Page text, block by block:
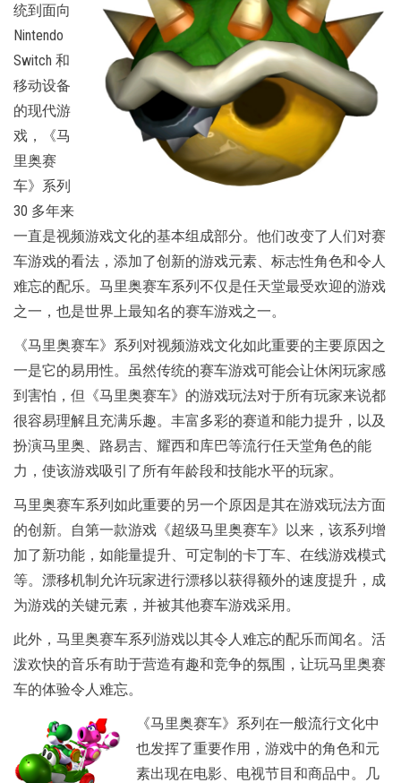
统到面向
Nintendo
Switch 和
移动设备
的现代游
戏，《马
里奥赛
车》系列
30 多年来
一直是视频游戏文化的基本组成部分。他们改变了人们对赛
车游戏的看法，添加了创新的游戏元素、标志性角色和令人
难忘的配乐。马里奥赛车系列不仅是任天堂最受欢迎的游戏
之一，也是世界上最知名的赛车游戏之一。
《马里奥赛车》系列对视频游戏文化如此重要的主要原因之
一是它的易用性。虽然传统的赛车游戏可能会让休闲玩家感
到害怕，但《马里奥赛车》的游戏玩法对于所有玩家来说都
很容易理解且充满乐趣。丰富多彩的赛道和能力提升，以及
扮演马里奥、路易吉、耀西和库巴等流行任天堂角色的能
力，使该游戏吸引了所有年龄段和技能水平的玩家。
马里奥赛车系列如此重要的另一个原因是其在游戏玩法方面
的创新。自第一款游戏《超级马里奥赛车》以来，该系列增
加了新功能，如能量提升、可定制的卡丁车、在线游戏模式
等。漂移机制允许玩家进行漂移以获得额外的速度提升，成
为游戏的关键元素，并被其他赛车游戏采用。
此外，马里奥赛车系列游戏以其令人难忘的配乐而闻名。活
泼欢快的音乐有助于营造有趣和竞争的氛围，让玩马里奥赛
车的体验令人难忘。
《马里奥赛车》系列在一般流行文化中
也发挥了重要作用，游戏中的角色和元
素出现在电影、电视节目和商品中。几